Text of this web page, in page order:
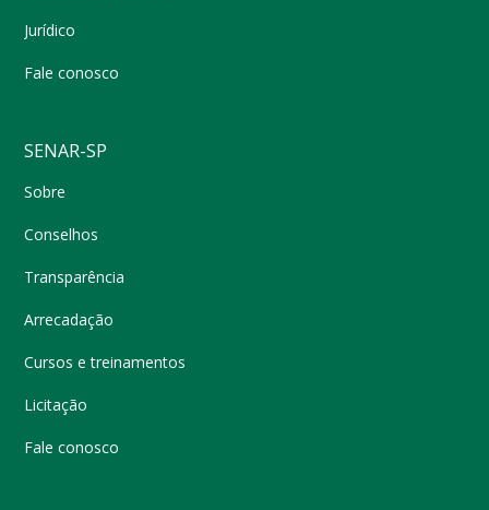
Jurídico
Fale conosco
SENAR-SP
Sobre
Conselhos
Transparência
Arrecadação
Cursos e treinamentos
Licitação
Fale conosco